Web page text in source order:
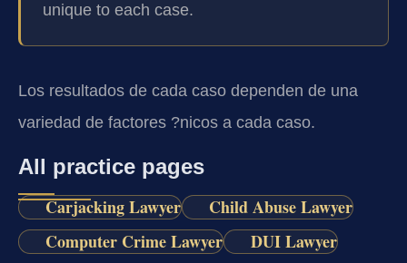
unique to each case.
Los resultados de cada caso dependen de una
variedad de factores ?nicos a cada caso.
All practice pages
Carjacking Lawyer
Child Abuse Lawyer
Computer Crime Lawyer
DUI Lawyer